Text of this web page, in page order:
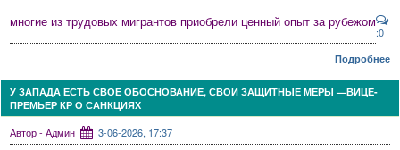
многие из трудовых мигрантов приобрели ценный опыт за рубежом
:0
Подробнее
У ЗАПАДА ЕСТЬ СВОЕ ОБОСНОВАНИЕ, СВОИ ЗАЩИТНЫЕ МЕРЫ —ВИЦЕ-
ПРЕМЬЕР КР О САНКЦИЯХ
Автор - Админ 3-06-2026, 17:37